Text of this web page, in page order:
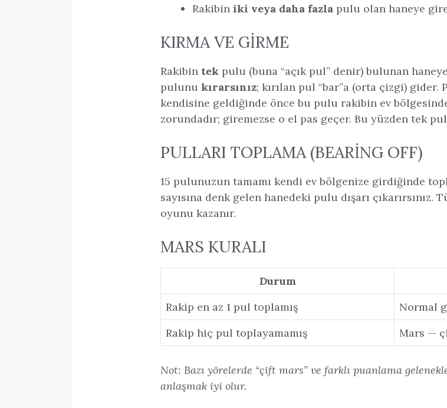
Rakibin iki veya daha fazla pulu olan haneye
KIRMA VE GIRME
Rakibin tek pulu (buna “açık pul” denir) bulunan
pulunu kırarsınız; kırılan pul “bar”a (orta çizgi) gider.
kendisine geldiğinde önce bu pulu rakibin ev
zorundadır; giremezse o el pas geçer. Bu yüzden tek
PULLARI TOPLAMA (BEARING OFF)
15 pulunuzun tamamı kendi ev bölgenize girdiğinde
sayısına denk gelen hanedeki pulu dışarı
oyunu kazanır.
MARS KURALI
Durum
Rakip en az 1 pul toplamış
Normal
Rakip hiç pul toplayamamış
Mars —
Not: Bazı yörelerde “çift mars” ve farklı puanlama
anlaşmak iyi olur.